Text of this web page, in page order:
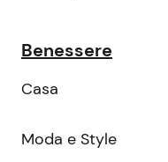
Benessere
Casa
Moda e Style